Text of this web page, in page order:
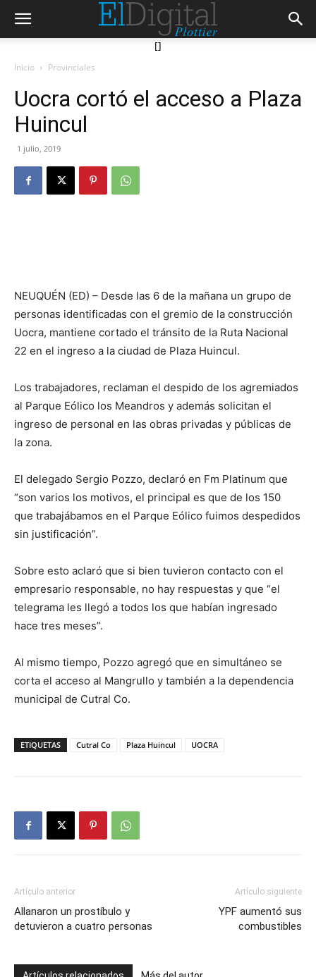
[]
Inicio Provinciales
Uocra cortó el acceso a Plaza
Huincul
1 julio, 2019
NEUQUÉN (ED) – Desde las 6 de la mañana un grupo de
personas identificadas con el gremio de la construcción
Uocra, mantiene cortado el tránsito de la Ruta Nacional
22 en el ingreso a la ciudad de Plaza Huincul.
Los trabajadores, reclaman el despido de los agremiados
al Parque Eólico los Meandros y además solicitan el
ingreso de personal en las obras privadas y públicas de
la zona.
El delegado Sergio Pozzo, declaró en Fm Platinum que
“son varios los motivos, el principal es que de los 150
que trabajábamos en el Parque Eólico fuimos despedidos
sin justificación”.
Sobre esto aclaró que si bien tuvieron contacto con el
empresario responsable, no hay respuestas y que “el
telegrama les llegó a todos los que habían ingresado
hace tres meses”.
Al mismo tiempo, Pozzo agregó que en simultáneo se
corta el acceso al Mangrullo y también a la dependencia
municipal de Cutral Co.
ETIQUETAS Cutral Co Plaza Huincul UOCRA
Artículo anterior
Allanaron un prostíbulo y
detuvieron a cuatro personas
Artículo siguiente
YPF aumentó sus
combustibles